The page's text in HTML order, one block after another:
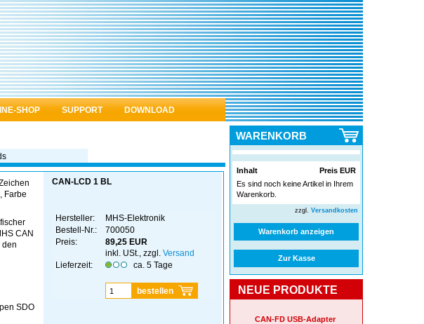
SHOP SUPPORT DOWNLOAD
Farbe
CAN
den
SDO
CAN-LCD 1 BL
Hersteller:
MHS-Elektronik
Bestell-Nr.:
700050
Preis:
89,25 EUR
inkl. USt., zzgl. Versand
Lieferzeit:
ca. 5 Tage
WARENKORB
Inhalt
Preis EUR
Es sind noch keine Artikel in Ihrem
Warenkorb.
zzgl. Versandkosten
Warenkorb anzeigen
Zur Kasse
NEUE PRODUKTE
CAN-FD USB-Adapter